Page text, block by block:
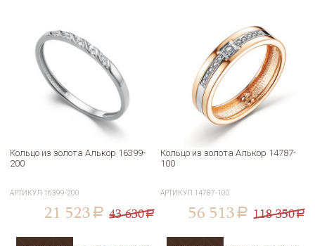
Кольцо из золота Алькор 16399-
200
АРТИКУЛ 16399-200
21 523 a 43 630a
Кольцо из золота Алькор 14787-
100
АРТИКУЛ 14787-100
56 513 a 118 350a